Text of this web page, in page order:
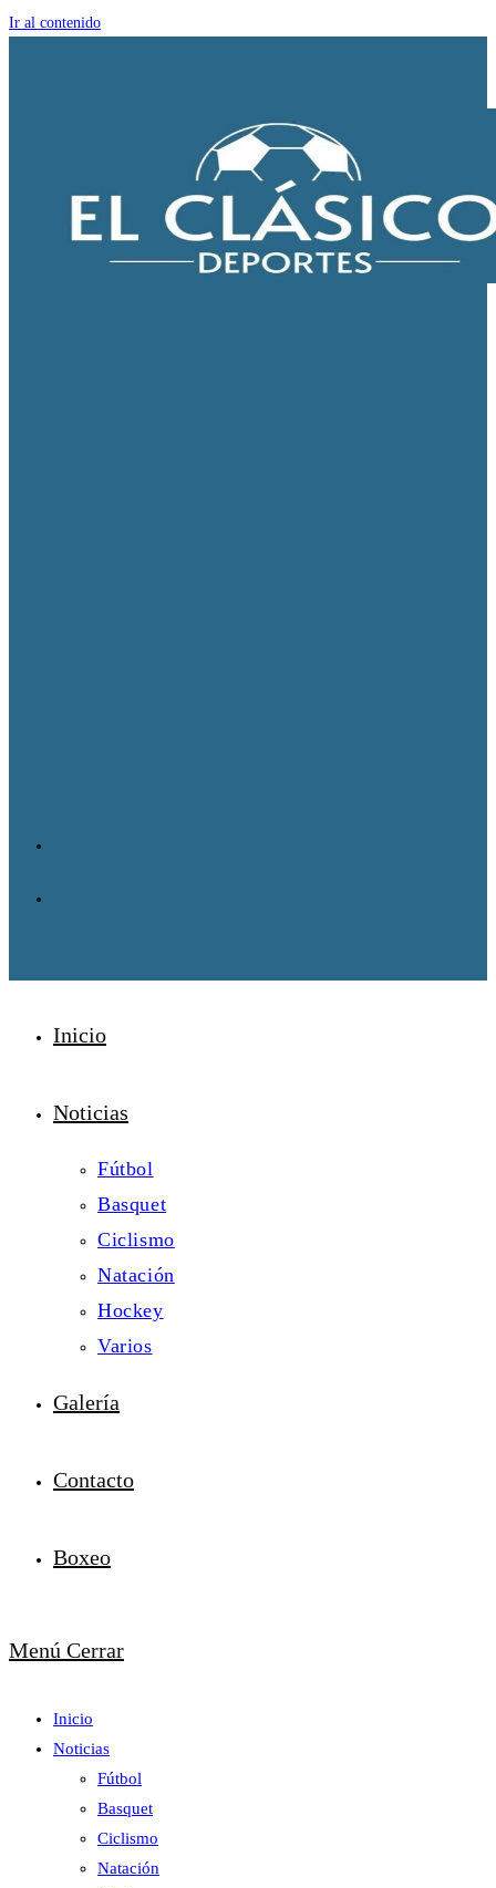
Ir al contenido
Inicio
Noticias
Fútbol
Basquet
Ciclismo
Natación
Hockey
Varios
Galería
Contacto
Boxeo
Menú Cerrar
Inicio
Noticias
Fútbol
Basquet
Ciclismo
Natación